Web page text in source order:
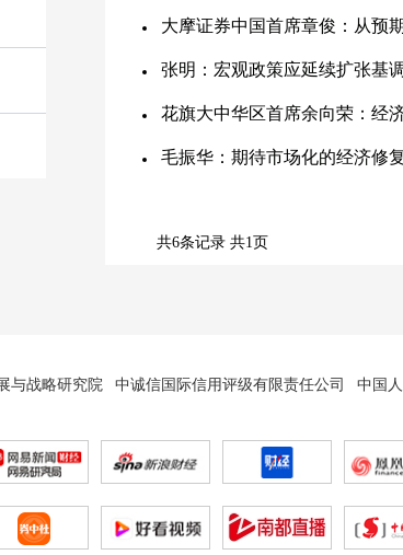
大摩证券中国首席章俊：从预
张明：宏观政策应延续扩张基
花旗大中华区首席余向荣：经
毛振华：期待市场化的经济修复
共6条记录 共1页
与战略研究院 中诚信国际信用评级有限责任公司 中国